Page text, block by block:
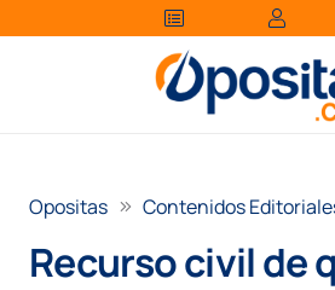
Opositas Contenidos
Recurso civil de